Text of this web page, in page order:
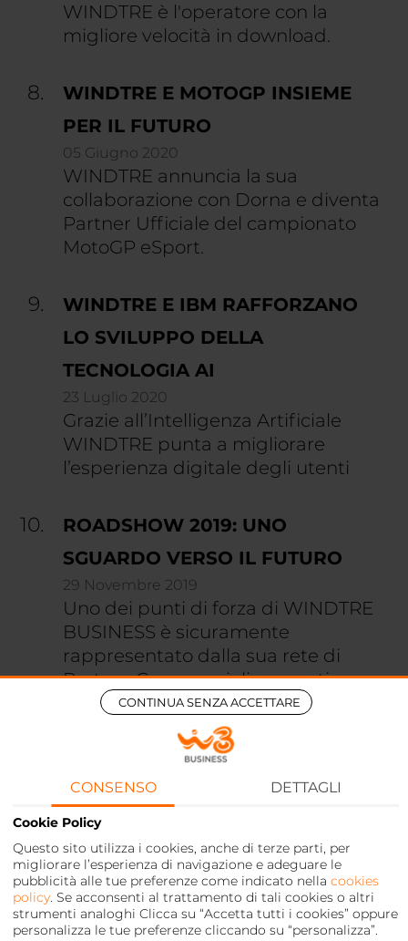
CONTINUA SENZA ACCETTARE
CONSENSO
Cookie Policy
Questo sito utilizza i cookies, anche di terze parti, per
migliorare l’esperienza di navigazione e adeguare le
pubblicità alle tue preferenze come indicato nella cookies
policy . Se acconsenti al trattamento di tali cookies o altri
strumenti analoghi Clicca su “Accetta tutti i cookies” oppure
personalizza le tue preferenze cliccando su “personalizza”.
DETTAGLI
WINDTRE è l'operatore con la
migliore velocità in download.
WINDTRE E MOTOGP INSIEME
PER IL FUTURO
05 Giugno 2020
WINDTRE annuncia la sua
collaborazione con Dorna e diventa
Partner Ufficiale del campionato
MotoGP eSport.
WINDTRE E IBM RAFFORZANO
LO SVILUPPO DELLA
TECNOLOGIA AI
23 Luglio 2020
Grazie all’Intelligenza Artificiale
WINDTRE punta a migliorare
l’esperienza digitale degli utenti
ROADSHOW 2019: UNO
SGUARDO VERSO IL FUTURO
29 Novembre 2019
Uno dei punti di forza di WINDTRE
BUSINESS è sicuramente
rappresentato dalla sua rete di
Partner Commerciali presenti su
tutto il territorio nazionale. Ogni
Agente è un ambasciatore dei
valori, della vision e della mission